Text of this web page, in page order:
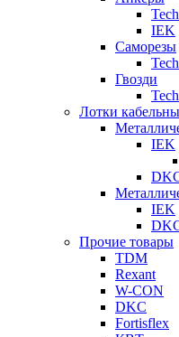
IEK
Саморезы
Гвозди
Лотки
IEK
IEK
Прочие товары
TDM
Rexant
W-CON
DKC
Fortisflex